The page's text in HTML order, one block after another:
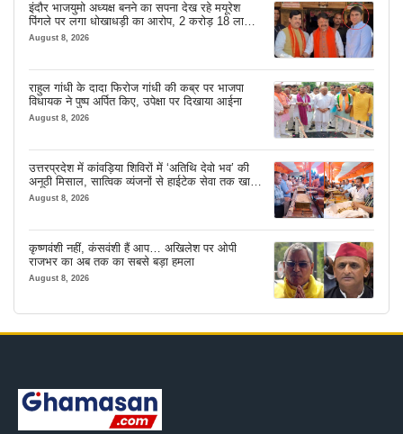
इंदौर भाजयुमो अध्यक्ष बनने का सपना देख रहे मयूरेश
पिंगले पर लगा धोखाधड़ी का आरोप, 2 करोड़ 18 लाख
लेने के बाद भी नहीं दिया जमीन का कब्जा
August 8, 2026
राहुल गांधी के दादा फिरोज गांधी की कब्र पर भाजपा
विधायक ने पुष्प अर्पित किए, उपेक्षा पर दिखाया आईना
August 8, 2026
उत्तरप्रदेश में कांवड़िया शिविरों में ‘अतिथि देवो भव’ की
अनूठी मिसाल, सात्विक व्यंजनों से हाईटेक सेवा तक खास
इंतजाम
August 8, 2026
कृष्णवंशी नहीं, कंसवंशी हैं आप… अखिलेश पर ओपी
राजभर का अब तक का सबसे बड़ा हमला
August 8, 2026